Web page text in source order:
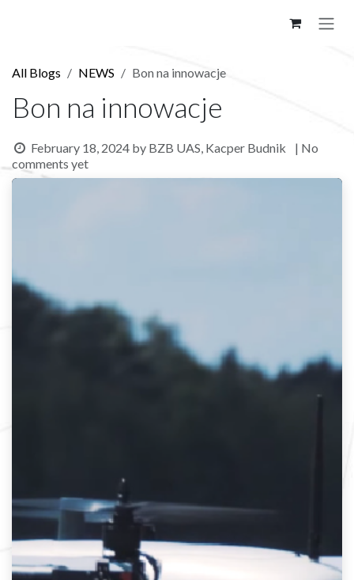
All Blogs NEWS Bon na innowacje
Bon na innowacje
February 18, 2024 by BZB UAS, Kacper Budnik
| No
comments yet